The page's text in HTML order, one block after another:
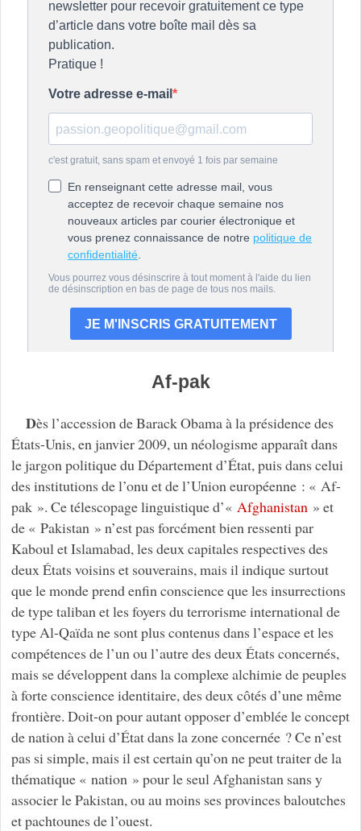
Af-pak
Dès l’accession de Barack Obama à la présidence des
États-Unis, en janvier 2009, un néologisme apparaît dans
le jargon politique du Département d’État, puis dans celui
des institutions de l’onu et de l’Union européenne : « Af-
pak ». Ce télescopage linguistique d’« Afghanistan » et
de « Pakistan » n’est pas forcément bien ressenti par
Kaboul et Islamabad, les deux capitales respectives des
deux États voisins et souverains, mais il indique surtout
que le monde prend enfin conscience que les insurrections
de type taliban et les foyers du terrorisme international de
type Al-Qaïda ne sont plus contenus dans l’espace et les
compétences de l’un ou l’autre des deux États concernés,
mais se développent dans la complexe alchimie de peuples
à forte conscience identitaire, des deux côtés d’une même
frontière. Doit-on pour autant opposer d’emblée le concept
de nation à celui d’État dans la zone concernée ? Ce n’est
pas si simple, mais il est certain qu’on ne peut traiter de la
thématique « nation » pour le seul Afghanistan sans y
associer le Pakistan, ou au moins ses provinces baloutches
et pachtounes de l’ouest.